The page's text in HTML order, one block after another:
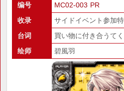
编号
MC02-003 PR
收录
サイドイベント参加
台词
買い物に付き合うて
绘师
碧風羽